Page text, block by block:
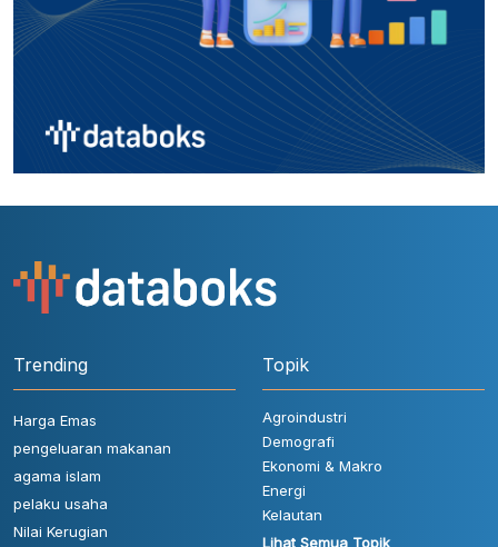
Trending
Harga Emas
pengeluaran makanan
agama islam
pelaku usaha
Nilai Kerugian
Topik
Agroindustri
Demografi
Ekonomi & Makro
Energi
Kelautan
Lihat Semua Topik